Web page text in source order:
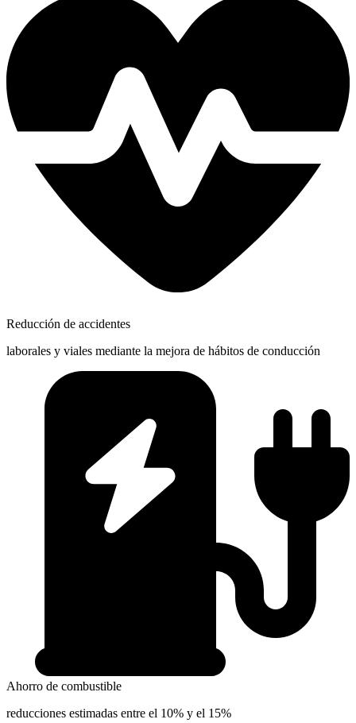
Reducción de accidentes
laborales y viales mediante la mejora de hábitos de conducción
Ahorro de combustible
reducciones estimadas entre el 10% y el 15%